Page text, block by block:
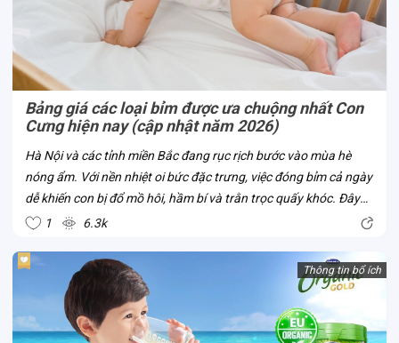
Bảng giá các loại bỉm được ưa chuộng nhất Con
Cưng hiện nay (cập nhật năm 2026)
Hà Nội và các tỉnh miền Bắc đang rục rịch bước vào mùa hè
nóng ẩm. Với nền nhiệt oi bức đặc trưng, việc đóng bỉm cả ngày
dễ khiến con bị đổ mồ hôi, hầm bí và trằn trọc quấy khóc. Đây
chính là thời điểm chuẩn nhất để mẹ cân nhắc đổi bỉm từ dày
1 6.3k
Thông tin bổ ích